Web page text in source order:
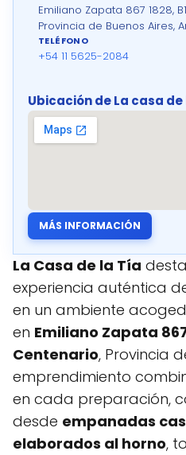
Emiliano Zapata 867 1828,
Provincia de Buenos Aires,
TELÉFONO
+54 11 5625-2084
Ubicación de La casa
MÁS INFORMACIÓN
La Casa de la Tía
experiencia auténtica
en un ambiente
en Emiliano Zapata
Centenario, Provincia
emprendimiento
en cada preparación,
desde empanadas
elaborados al horno,